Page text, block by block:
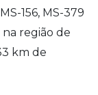
156, MS-379
região de
km de